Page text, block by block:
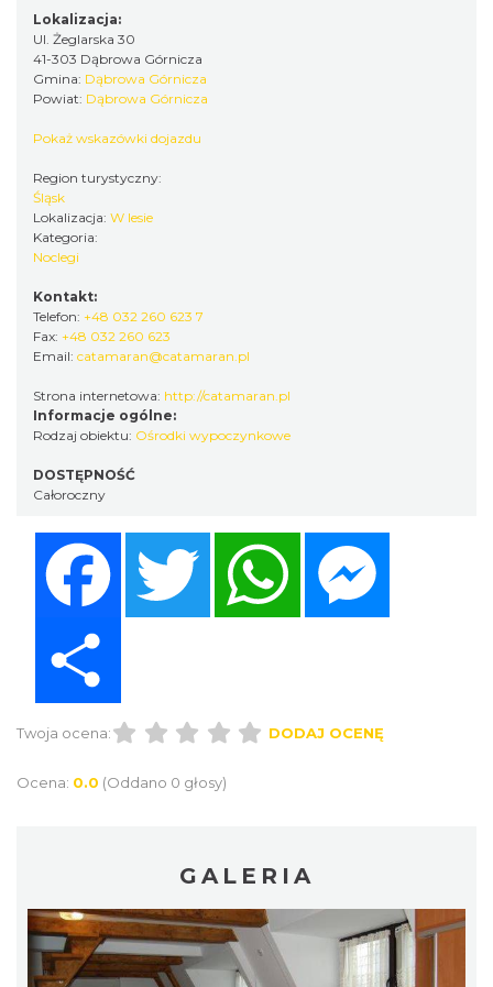
Lokalizacja:
Ul. Żeglarska 30
41-303 Dąbrowa Górnicza
Gmina: Dąbrowa Górnicza
Powiat: Dąbrowa Górnicza
Pokaż wskazówki dojazdu
Region turystyczny:
Śląsk
Lokalizacja: W lesie
Kategoria:
Noclegi
Kontakt:
Telefon: +48 032 260 623 7
Fax: +48 032 260 623
Email: catamaran@catamaran.pl
Strona internetowa: http://catamaran.pl
Informacje ogólne:
Rodzaj obiektu: Ośrodki wypoczynkowe
DOSTĘPNOŚĆ
Całoroczny
Twitter
Twoja ocena: DODAJ OCENĘ
Ocena: 0.0 (Oddano 0 głosy)
GALERIA